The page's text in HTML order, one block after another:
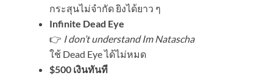
กระสุนไม่จำกัด ยิงได้ยาว ๆ
Infinite Dead Eye
👉 I don’t understand Im Natascha
ใช้ Dead Eye ได้ไม่หมด
$500 เงินทันที